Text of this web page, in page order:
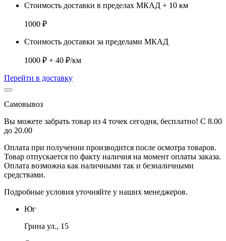
Стоимость доставки в пределах МКАД + 10 км
1000 ₽
Стоимость доставки за пределами МКАД
1000 ₽ + 40 ₽/км
Перейти в доставку
Самовывоз
Вы можете забрать товар из 4 точек сегодня, бесплатно! С 8.00
до 20.00
Оплата при получении производится после осмотра товаров.
Товар отпускается по факту наличия на момент оплаты заказа.
Оплата возможна как наличными так и безналичными
средствами.
Подробные условия уточняйте у наших менеджеров.
Юг
Грина ул., 15